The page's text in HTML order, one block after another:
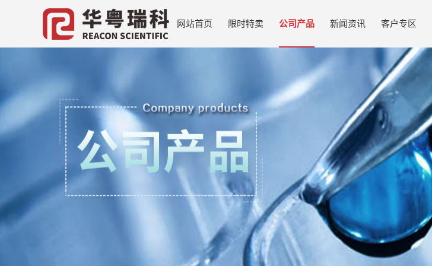
网站首页 限时特卖 公司产品 新闻资讯 客户专区